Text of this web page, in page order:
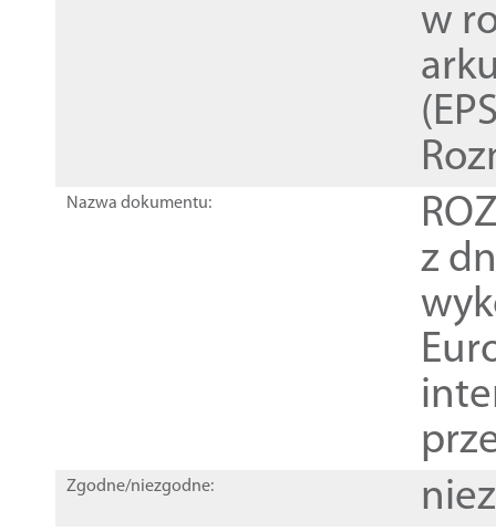
w
Nazwa dokumentu:
z
Zgodne/niezgodne: